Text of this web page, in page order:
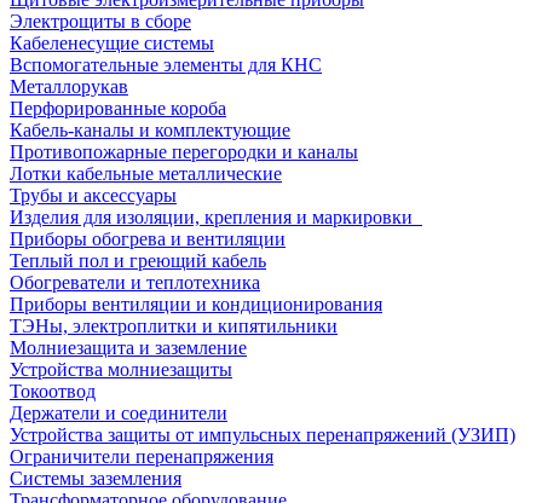
Электрощиты в сборе
Кабеленесущие системы
Вспомогательные элементы для КНС
Металлорукав
Перфорированные короба
Кабель-каналы и комплектующие
Противопожарные перегородки и каналы
Лотки кабельные металлические
Трубы и аксессуары
Изделия для изоляции, крепления и маркировки
Приборы обогрева и вентиляции
Теплый пол и греющий кабель
Обогреватели и теплотехника
Приборы вентиляции и кондиционирования
ТЭНы, электроплитки и кипятильники
Молниезащита и заземление
Устройства молниезащиты
Токоотвод
Держатели и соединители
Устройства защиты от импульсных перенапряжений (УЗИП)
Ограничители перенапряжения
Системы заземления